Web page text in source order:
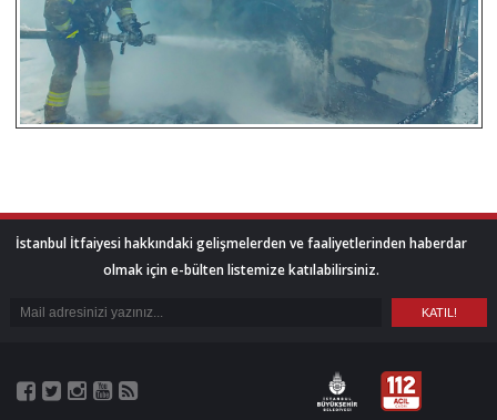
İstanbul İtfaiyesi hakkındaki gelişmelerden ve faaliyetlerinden haberdar
olmak için e-bülten listemize katılabilirsiniz.